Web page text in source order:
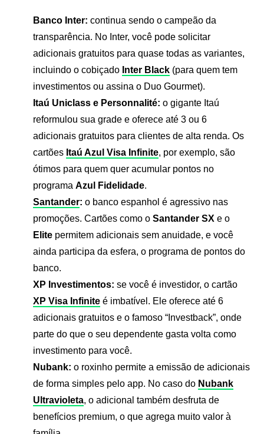
Banco Inter: continua sendo o campeão da
transparência. No Inter, você pode solicitar
adicionais gratuitos para quase todas as variantes,
incluindo o cobiçado Inter Black (para quem tem
investimentos ou assina o Duo Gourmet).
Itaú Uniclass e Personnalité: o gigante Itaú
reformulou sua grade e oferece até 3 ou 6
adicionais gratuitos para clientes de alta renda. Os
cartões Itaú Azul Visa Infinite, por exemplo, são
ótimos para quem quer acumular pontos no
programa Azul Fidelidade.
Santander: o banco espanhol é agressivo nas
promoções. Cartões como o Santander SX e o
Elite permitem adicionais sem anuidade, e você
ainda participa da esfera, o programa de pontos do
banco.
XP Investimentos: se você é investidor, o cartão
XP Visa Infinite é imbatível. Ele oferece até 6
adicionais gratuitos e o famoso “Investback”, onde
parte do que o seu dependente gasta volta como
investimento para você.
Nubank: o roxinho permite a emissão de adicionais
de forma simples pelo app. No caso do Nubank
Ultravioleta, o adicional também desfruta de
benefícios premium, o que agrega muito valor à